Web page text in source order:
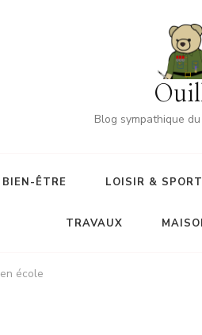
Blog sympathique
ÊTRE LOISIR & SPORT
TRAVAUX
école